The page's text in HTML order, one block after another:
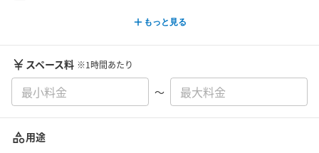
もっと見る
スペース料 ※1時間あたり
〜
用途